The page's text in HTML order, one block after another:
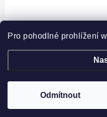
Pro pohodlné prohlížení
Odmítnout
Z
Informace pro vás
Obchodní podmínky
Poučení o právu na
Copyright 2026České